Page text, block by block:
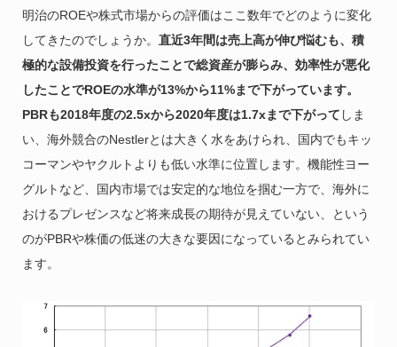
明治のROEや株式市場からの評価はここ数年でどのように変化
してきたのでしょうか。 直近3年間は売上高が伸び悩むも、積
極的な設備投資を行ったことで総資産が膨らみ、効率性が悪化
したことでROEの水準が13%から11%まで下がっています。
PBRも2018年度の2.5xから2020年度は1.7xまで下がって しま
い、海外競合のNestlerとは大きく水をあけられ、国内でもキッ
コーマンやヤクルトよりも低い水準に位置します。機能性ヨー
グルトなど、国内市場では安定的な地位を掴む一方で、海外に
おけるプレゼンスなど将来成長の期待が見えていない、という
のがPBRや株価の低迷の大きな要因になっているとみられてい
ます。